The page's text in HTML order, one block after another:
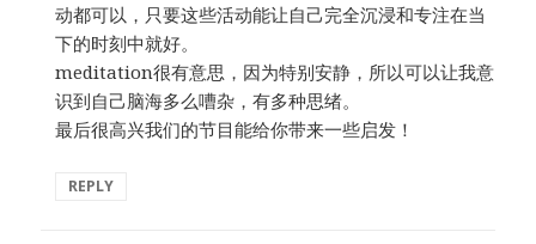
动都可以，只要这些活动能让自己完全沉浸和专注在当
下的时刻中就好。
meditation很有意思，因为特别安静，所以可以让我意
识到自己脑海多么嘈杂，有多种思绪。
最后很高兴我们的节目能给你带来一些启发！
REPLY